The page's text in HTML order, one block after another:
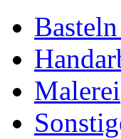
Malerei